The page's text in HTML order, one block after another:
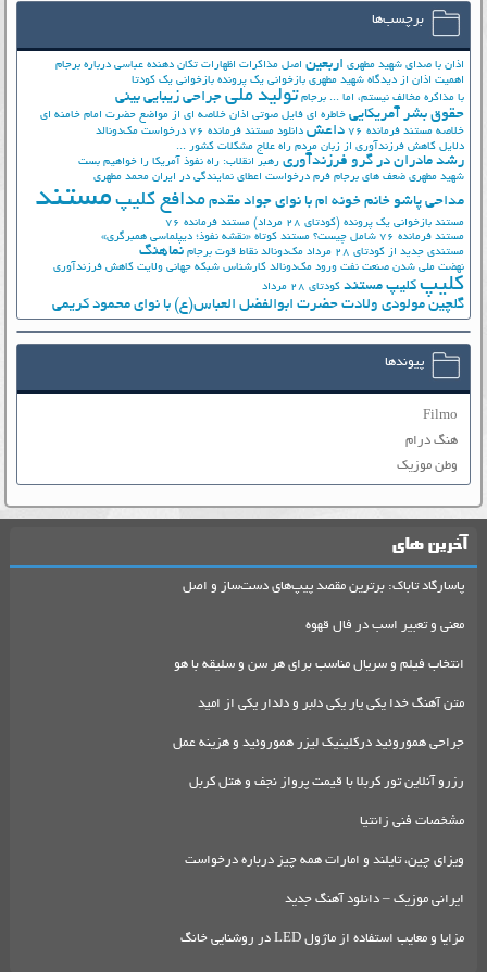
برچسب‌ها
اذان با صدای شهید مطهری اربعین اصل مذاکرات اظهارات تکان دهنده عباسی درباره برجام
اهمیت اذان از دیدگاه شهید مطهری بازخوانی یک پرونده بازخوانی یک کودتا
با مذاکره مخالف نیستم، اما ... برجام تولید ملی جراحی زیبایی بینی
حقوق بشر آمریکایی خاطره ای فایل صوتی اذان خلاصه ای از مواضع حضرت امام خامنه ای
خلاصه مستند فرمانده 76
داعش دانلود مستند فرمانده 76
درخواست مک‌دونالد
دلایل کاهش فرزندآوری از زبان مردم راه علاج مشکلات کشور ...
رشد مادران در گرو فرزندآوری رهبر انقلاب: راه نفوذ آمریکا را خواهیم بست
شهید مطهری ضعف های برجام فرم درخواست اعطای نمایندگی در ایران محمد مطهری
مداحی پاشو خانم خونه ام با نوای جواد مقدم مدافع کلیپ مستند
مستند بازخوانی یک پرونده (کودتای 28 مرداد)
مستند فرمانده 76
مستند فرمانده 76 شامل چیست؟
مستند کوتاه «نقشه نفوذ؛ دیپلماسی همبرگری»
مستندی جدید از کودتای 28 مرداد
مک‌دونالد نقاط قوت برجام نماهنگ
نهضت ملي شدن صنعت نفت ورود مک‌دونالد کارشناس شبکه جهانی ولایت کاهش فرزندآوری
کلیپ کلیپ مستند کودتای 28 مرداد
گلچین مولودی ولادت حضرت ابوالفضل العباس(ع) با نوای محمود کریمی
پیوندها
Filmo
هنگ درام
وطن موزیک
آخرین های
پاسارگاد تاباک: برترین مقصد پیپ‌های دست‌ساز و اصل
معنی و تعبیر اسب در فال قهوه
انتخاب فیلم و سریال مناسب برای هر سن و سلیقه با هو
متن آهنگ خدا یکی یار یکی دلبر و دلدار یکی از امید
جراحی هموروئید درکلینیک لیزر هموروئید و هزینه عمل
رزرو آنلاین تور کربلا با قیمت پرواز نجف و هتل کربل
مشخصات فنی زانتیا
ویزای چین، تایلند و امارات همه چیز درباره درخواست
ایرانی موزیک – دانلود آهنگ جدید
مزایا و معایب استفاده از ماژول LED در روشنایی خانگ